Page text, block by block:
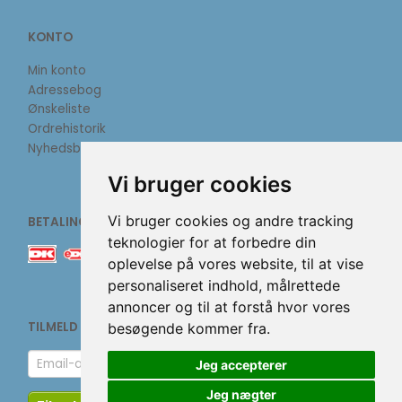
Vi bruger cookies
Vi bruger cookies og andre tracking
teknologier for at forbedre din
oplevelse på vores website, til at vise
personaliseret indhold, målrettede
annoncer og til at forstå hvor vores
besøgende kommer fra.
Jeg accepterer
Jeg nægter
KONTO
Min konto
Adressebog
Ønskeliste
Ordrehistorik
Nyhedsbrev
BETALINGSMETODER
TILMELD NYHEDSBREV
Email-
adresse